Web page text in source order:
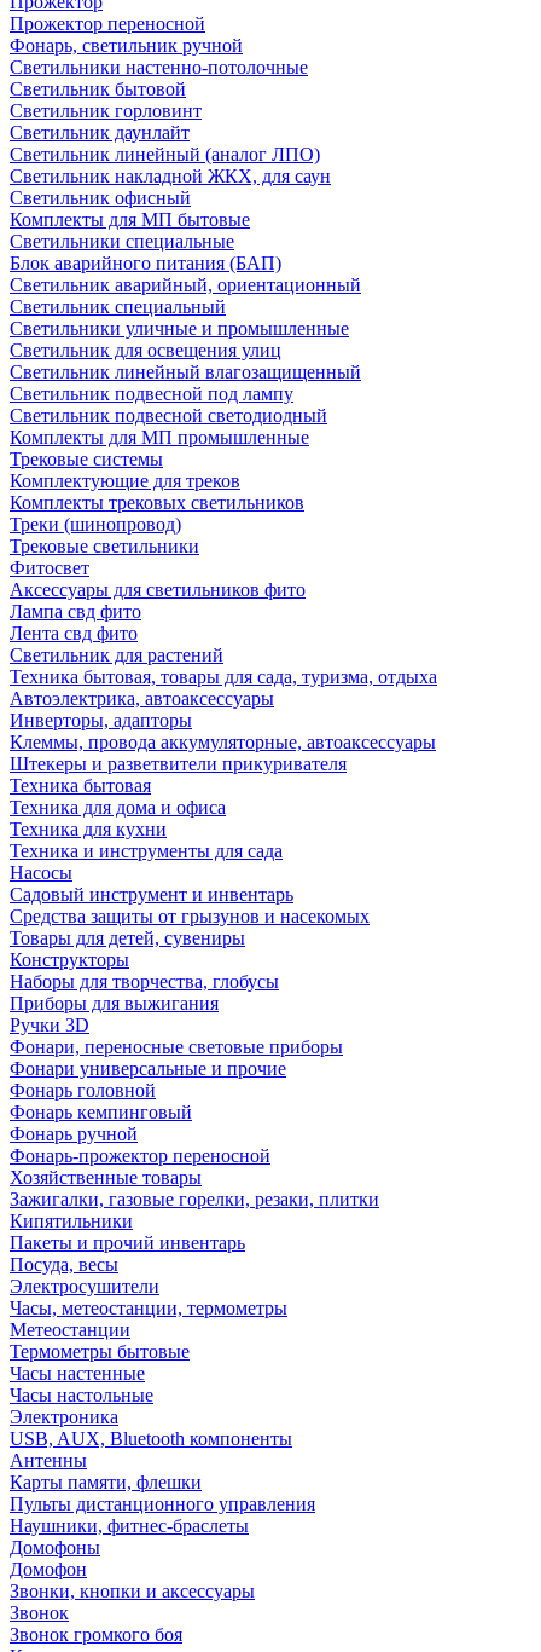
Прожектор переносной
Фонарь, светильник ручной
Светильники настенно-потолочные
Светильник бытовой
Светильник горловинт
Светильник даунлайт
Светильник линейный (аналог ЛПО)
Светильник накладной ЖКХ, для саун
Светильник офисный
Комплекты для МП бытовые
Светильники специальные
Блок аварийного питания (БАП)
Светильник аварийный, ориентационный
Светильник специальный
Светильники уличные и промышленные
Светильник для освещения улиц
Светильник линейный влагозащищенный
Светильник подвесной под лампу
Светильник подвесной светодиодный
Комплекты для МП промышленные
Трековые системы
Комплектующие для треков
Комплекты трековых светильников
Треки (шинопровод)
Трековые светильники
Фитосвет
Аксессуары для светильников фито
Лампа свд фито
Лента свд фито
Светильник для растений
Техника бытовая, товары для сада, туризма, отдыха
Автоэлектрика, автоаксессуары
Инверторы, адапторы
Клеммы, провода аккумуляторные, автоаксессуары
Штекеры и разветвители прикуривателя
Техника бытовая
Техника для дома и офиса
Техника для кухни
Техника и инструменты для сада
Насосы
Садовый инструмент и инвентарь
Средства защиты от грызунов и насекомых
Товары для детей, сувениры
Конструкторы
Наборы для творчества, глобусы
Приборы для выжигания
Ручки 3D
Фонари, переносные световые приборы
Фонари универсальные и прочие
Фонарь головной
Фонарь кемпинговый
Фонарь ручной
Фонарь-прожектор переносной
Хозяйственные товары
Зажигалки, газовые горелки, резаки, плитки
Кипятильники
Пакеты и прочий инвентарь
Посуда, весы
Электросушители
Часы, метеостанции, термометры
Метеостанции
Термометры бытовые
Часы настенные
Часы настольные
Электроника
USB, AUX, Bluetooth компоненты
Антенны
Карты памяти, флешки
Пульты дистанционного управления
Наушники, фитнес-браслеты
Домофоны
Домофон
Звонки, кнопки и аксессуары
Звонок
Звонок громкого боя